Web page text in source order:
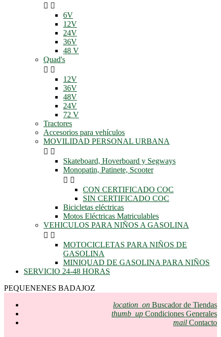
 
6V
12V
24V
36V
48 V
Quad's
 
12V
36V
48V
24V
72 V
Tractores
Accesorios para vehículos
MOVILIDAD PERSONAL URBANA
 
Skateboard, Hoverboard y Segways
Monopatin, Patinete, Scooter
 
CON CERTIFICADO COC
SIN CERTIFICADO COC
Bicicletas eléctricas
Motos Eléctricas Matriculables
VEHICULOS PARA NIÑOS A GASOLINA
 
MOTOCICLETAS PARA NIÑOS DE
GASOLINA
MINIQUAD DE GASOLINA PARA NIÑOS
SERVICIO 24-48 HORAS
PEQUENENES BADAJOZ
location_on Buscador de Tiendas
thumb_up Condiciones Generales
mail Contacto